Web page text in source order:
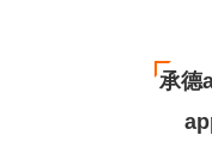
承德